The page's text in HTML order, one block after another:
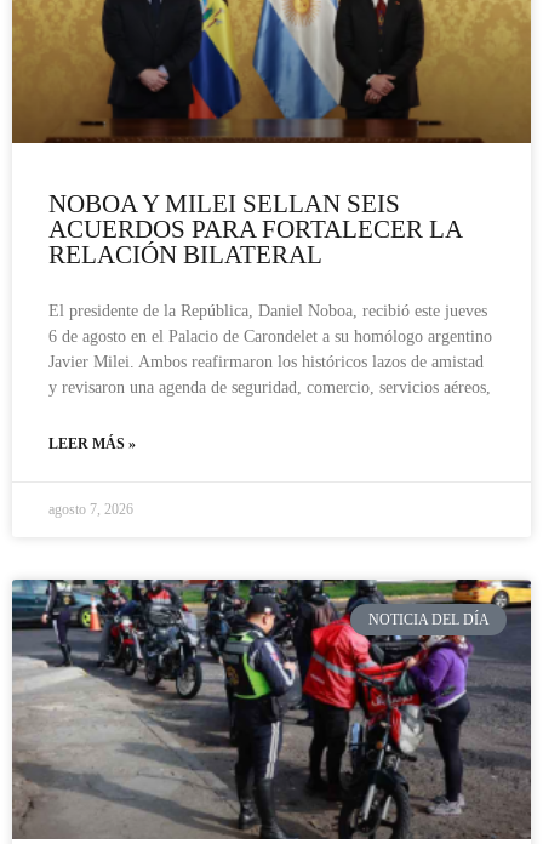
NOBOA Y MILEI SELLAN SEIS
ACUERDOS PARA FORTALECER LA
RELACIÓN BILATERAL
El presidente de la República, Daniel Noboa, recibió este jueves
6 de agosto en el Palacio de Carondelet a su homólogo argentino
Javier Milei. Ambos reafirmaron los históricos lazos de amistad
y revisaron una agenda de seguridad, comercio, servicios aéreos,
LEER MÁS »
agosto 7, 2026
NOTICIA DEL DÍA